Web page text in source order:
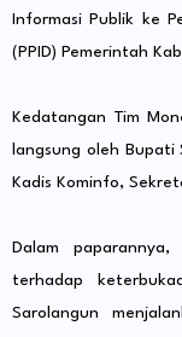
Informasi Publik ke
(PPID) Pemerintah
Kedatangan Tim
langsung oleh
Kadis Kominfo,
Dalam
terhadap
Sarolangun